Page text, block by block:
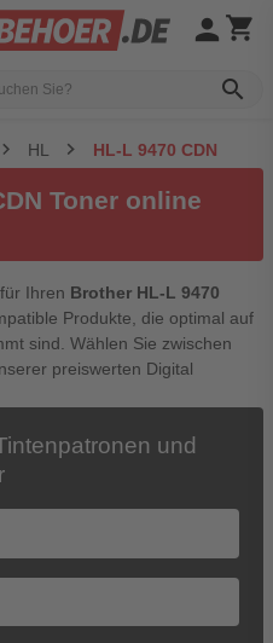
search
person shopping_cart
HL HL-L 9470 CDN
Toner online
Ihren Brother HL-L 9470
Produkte, die optimal auf
sind. Wählen Sie zwischen
preiswerten Digital
und